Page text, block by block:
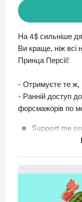
На 4$ сильніше
Ви краще, ніж всі
Принца Персії!
- Отримуєте те
- Ранній доступ
форсмажорів по
Support me